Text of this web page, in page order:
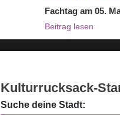
Kulturrucksack-
Suche deine Stadt:
Fachtag am 05.
Beitrag lesen